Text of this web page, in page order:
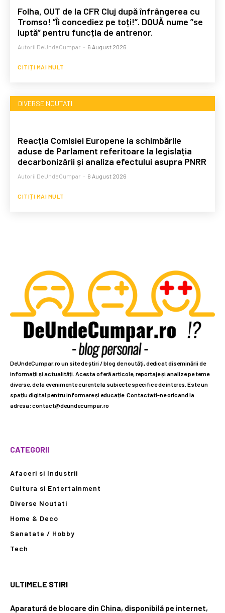
Folha, OUT de la CFR Cluj după înfrângerea cu
Tromso! ”Îi concediez pe toți!”. DOUĂ nume ”se
luptă” pentru funcția de antrenor.
Autorii DeUndeCumpar - 6 August 2026
CITIȚI MAI MULT
DIVERSE NOUTATI
Reacția Comisiei Europene la schimbările
aduse de Parlament referitoare la legislația
decarbonizării și analiza efectului asupra PNRR
Autorii DeUndeCumpar - 6 August 2026
CITIȚI MAI MULT
DeUndeCumpar.ro un site de știri / blog de noutăți, dedicat diseminării de
informații și actualități. Acesta oferă articole, reportaje și analize pe teme
diverse, de la evenimente curente la subiecte specifice de interes. Este un
spațiu digital pentru informare și educație. Contactati-ne oricand la
adresa: contact@deundecumpar.ro
CATEGORII
Afaceri si Industrii
Cultura si Entertainment
Diverse Noutati
Home & Deco
Sanatate / Hobby
Tech
ULTIMELE STIRI
Aparatură de blocare din China, disponibilă pe internet,